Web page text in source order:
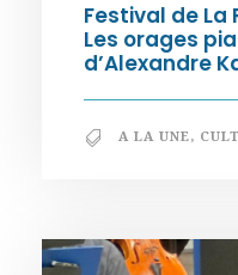
Festival de La
Les orages
d’Alexandre
A LA UNE,